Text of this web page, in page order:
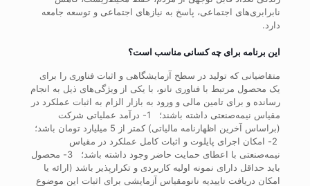
نابرابری‌های اجتماعی، پاسخ به نیازهای اجتماعی و توسعه جامعه
دارد.
این برنامه برای چه کسانی مناسب است؟
متقاضیانی که تولید در سطح آزمایشگاهی و اثبات فناوری را برای
یک محصول مرتبط با فناوری نانو، با یکی از ویژگی‌های ذیل به انجام
رسانده و برای تامین مالی و ورود به بازار الزام به اثبات عملکرد در
مقیاس نیمه‌صنعتی داشته باشند؛
1- درآمد عملیاتی شرکت
(براساس آخرین اظهارنامه مالیاتی) کمتر از 5 میلیارد تومان باشد؛
2- امکان اجرای پایلوت و اثبات کامل عملکرد در مقیاس
نیمه‌صنعتی با اعطای حمایت حاضر وجود داشته باشد؛
3- محصول
باید حداقل دارای نمونه اولیه کاربردی و تکرارپذیر باشد (ارائه یا
امکان دریافت تاییدیه نانومقیاس آزمایشی برای اثبات این موضوع